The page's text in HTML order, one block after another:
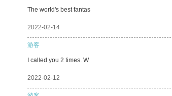
The world's best fantas
2022-02-14
游客
I called you 2 times. W
2022-02-12